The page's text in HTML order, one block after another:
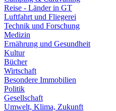
Reise - Länder in GT
Luftfahrt und Fliegerei
Technik und Forschung
Medizin
Ernährung und Gesundheit
Kultur
Bücher
Wirtschaft
Besondere Immobilien
Politik
Gesellschaft
Umwelt, Klima, Zukunft